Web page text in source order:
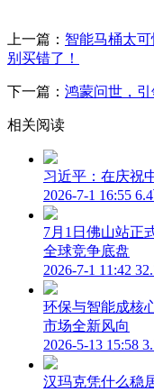
上一篇： 智能马桶太
别买错了！
下一篇： 鸿蒙问世，
相关阅读
习近平：在庆祝
2026-7-1 16:55
7月1日佛山站正
全球竞争底盘
2026-7-1 11:42
环保与智能成核
市场全新风向
2026-5-13 15:58
汉玛克凭什么稳